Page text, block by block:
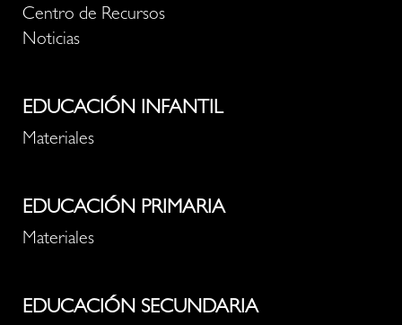
Centro de Recursos
Noticias
EDUCACIÓN INFANTIL
Materiales
EDUCACIÓN PRIMARIA
Materiales
EDUCACIÓN SECUNDARIA